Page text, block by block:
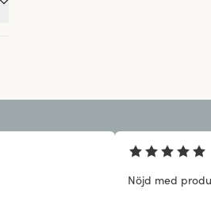
Nöjd med